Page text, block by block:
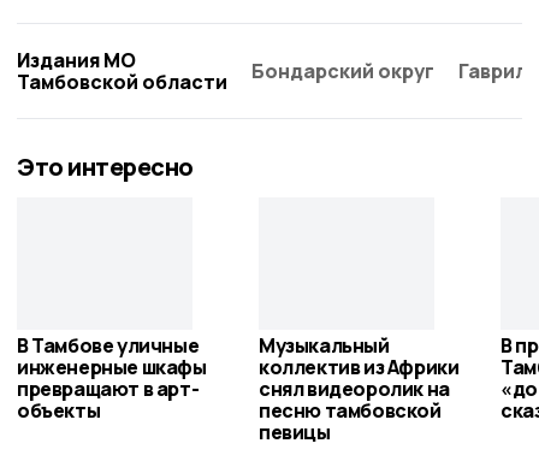
Издания МО
Тамбовской области
Бондарский округ
Это интересно
В Тамбове уличные
инженерные шкафы
превращают в арт-
объекты
Музыкальный
коллектив из Африки
снял видеоролик на
песню тамбовской
певицы
В